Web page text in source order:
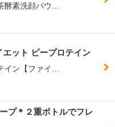
素洗顔パウ…
ット ピープロテイン
イン【ファイ…
プ＊２重ボトルでフレ